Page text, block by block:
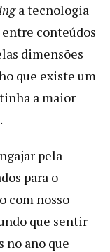
a tecnologia
conteúdos
dimensões
que existe um
a maior
pela
para o
com nosso
que sentir
no ano que